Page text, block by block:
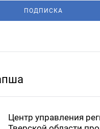
ПОДПИСКА
Центр управления